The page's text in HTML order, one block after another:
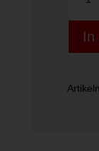
CAPRI
Menge
In